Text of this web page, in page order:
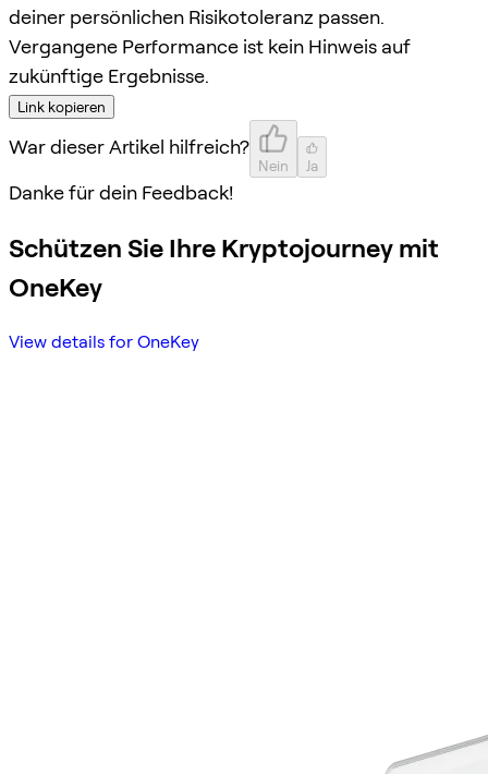
deiner persönlichen Risikotoleranz passen.
Vergangene Performance ist kein Hinweis auf
zukünftige Ergebnisse.
Link kopieren
War dieser Artikel hilfreich?
Nein Ja
Danke für dein Feedback!
Schützen Sie Ihre Kryptojourney mit
OneKey
View details for OneKey